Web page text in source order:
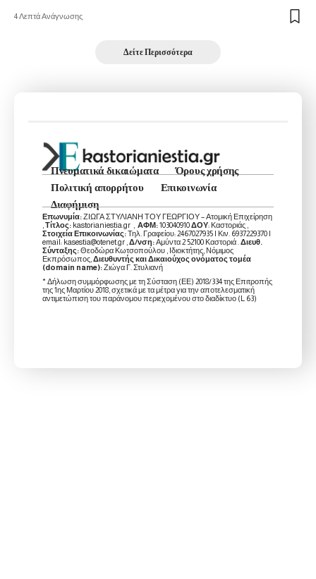
4 Λεπτά Ανάγνωσης
Δείτε Περισσότερα
Πνευματικά δικαιώματα
Όρους χρήσης
Πολιτική απορρήτου
Επικοινωνία
Διαφήμιση
Επωνυμία:ΖΙΩΓΑ ΣΤΥΛΙΑΝΗ ΤΟΥ ΓΕΩΡΓΙΟΥ – Ατομική Επιχείρηση
Τίτλος: kastorianiestia.gr , ΑΦΜ:103040910ΔΟΥ: Καστοριάς ,
Στοιχεία Επικοινωνίας:Τηλ. Γραφείου: 2467027935 | Κιν. 6937229370 |
email: kasestia@otenet.gr , Δ/νση:Αμύντα 2 52100 Καστοριά . Διευθ.
Σύνταξης:Θεοδώρα Κωτσοπούλου , Ιδιοκτήτης, Νόμιμος
Εκπρόσωπος, Διευθυντής και Δικαιούχος ονόματος τομέα
(domain name):Ζιώγα Γ. Στυλιανή
* Δήλωση συμμόρφωσης με τη Σύσταση (ΕΕ) 2018/334 της Επιτροπής
της 1ης Μαρτίου 2018, σχετικά με τα μέτρα για την αποτελεσματική
αντιμετώπιση του παράνομου περιεχομένου στο διαδίκτυο (L 63)